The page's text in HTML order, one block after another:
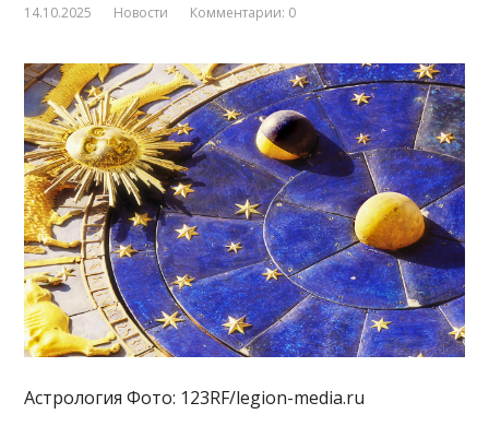
14.10.2025 Новости Комментарии: 0
Астрология Фото: 123RF/legion-media.ru